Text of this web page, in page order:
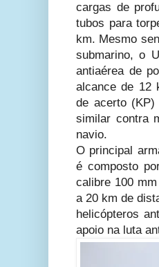
cargas de
tubos para
km. Mesmo
submarino, o
antiaérea de
alcance de 12
de acerto
similar contra
navio.
O principal
é composto
calibre 100
a 20 km de
helicópteros
apoio na luta